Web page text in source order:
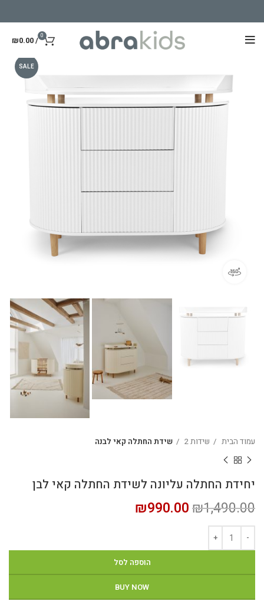
0
/
₪0.00
SALE
עמוד הבית שידות 2 שידת החתלה קאי לבנה
יחידת החתלה עליונה לשידת החתלה קאי לבן
₪1,490.00
₪990.00
הוספה לסל
BUY NOW